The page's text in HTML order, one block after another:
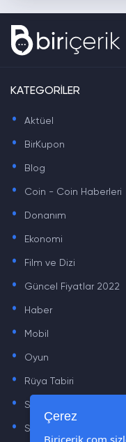
KATEGORİLER
. Aktüel
. BirKupon
. Blog
. Coin - Coin Haberleri
. Donanım
. Ekonomi
. Film ve Dizi
. Güncel Fiyatlar 2022
. Haber
. Mobil
. Oyun
. Rüya Tabiri
. Sinema
. Sözler
Çerez
Biricerik.com